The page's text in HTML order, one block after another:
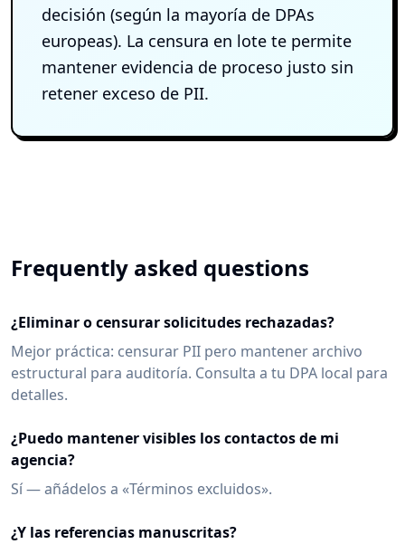
decisión (según la mayoría de DPAs
europeas). La censura en lote te permite
mantener evidencia de proceso justo sin
retener exceso de PII.
Frequently asked questions
¿Eliminar o censurar solicitudes rechazadas?
Mejor práctica: censurar PII pero mantener archivo
estructural para auditoría. Consulta a tu DPA local para
detalles.
¿Puedo mantener visibles los contactos de mi
agencia?
Sí — añádelos a «Términos excluidos».
¿Y las referencias manuscritas?